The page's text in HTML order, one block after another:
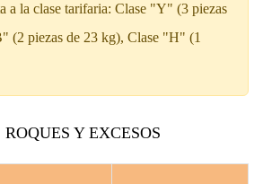
a la clase tarifaria: Clase "Y" (3 piezas
(2 piezas de 23 kg), Clase "H" (1
Y EXCESOS